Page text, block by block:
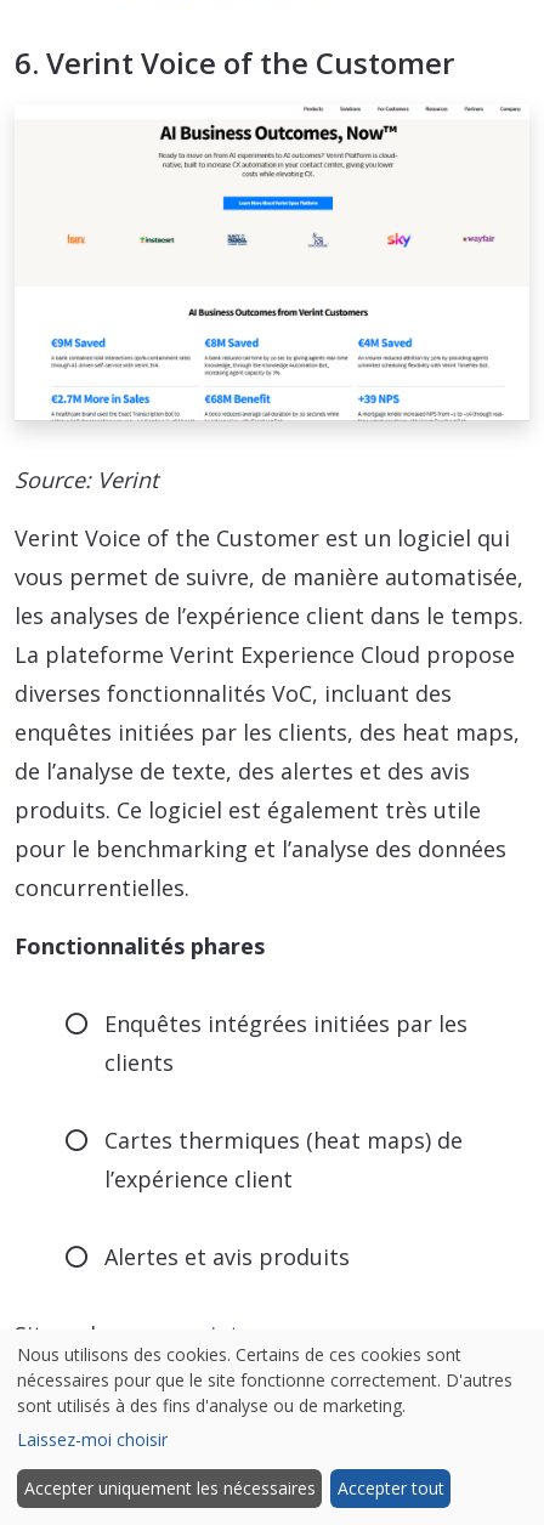
6. Verint Voice of the Customer
Source: Verint
Verint Voice of the Customer est un logiciel qui
vous permet de suivre, de manière automatisée,
les analyses de l’expérience client dans le temps.
La plateforme Verint Experience Cloud propose
diverses fonctionnalités VoC, incluant des
enquêtes initiées par les clients, des heat maps,
de l’analyse de texte, des alertes et des avis
produits. Ce logiciel est également très utile
pour le benchmarking et l’analyse des données
concurrentielles.
Fonctionnalités phares
Enquêtes intégrées initiées par les
clients
Cartes thermiques (heat maps) de
l’expérience client
Alertes et avis produits
Site web : www.verint.com
7. Wootric
Nous utilisons des cookies. Certains de ces cookies sont
nécessaires pour que le site fonctionne correctement. D'autres
sont utilisés à des fins d'analyse ou de marketing.
Laissez-moi choisir
Accepter uniquement les nécessaires Accepter tout